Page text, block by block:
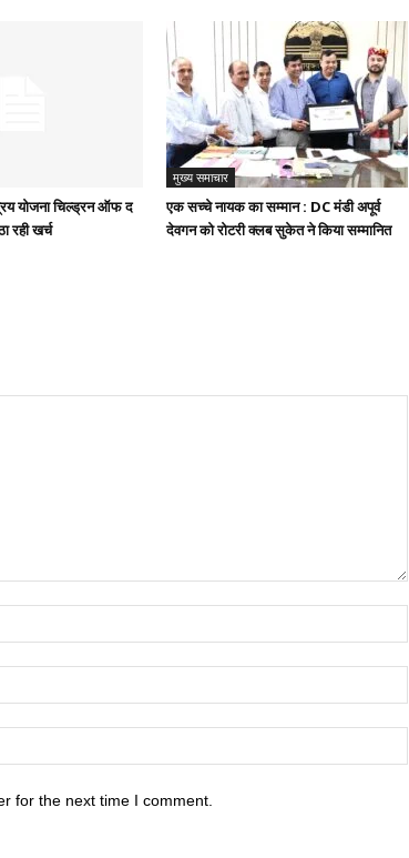
योजना चिल्ड्रन ऑफ द
रही खर्च
मुख्य समाचार
एक सच्चे नायक का सम्मान : DC मंडी अपूर्व
देवगन को रोटरी क्लब सुकेत ने किया सम्मानित
for the next time I comment.